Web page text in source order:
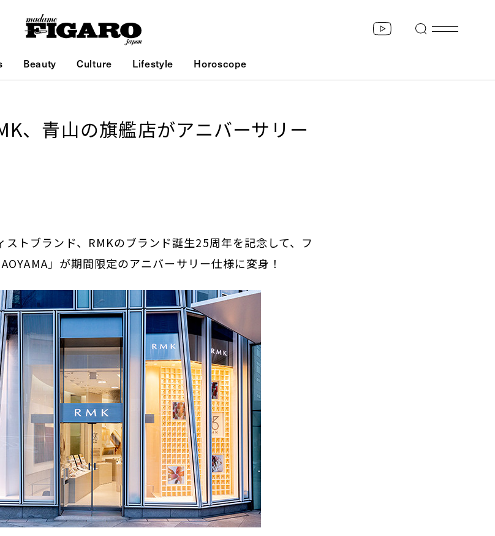
Beauty Culture Lifestyle Horoscope
、青山の旗艦店がアニバーサリー
ストブランド、RMKのブランド誕生25周年を記念して、フ
」が期間限定のアニバーサリー仕様に変身！